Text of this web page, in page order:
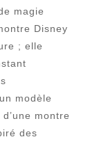
magie
Disney
; elle
modèle
montre
des